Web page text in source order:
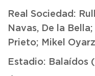
Real Sociedad:
Navas, De la
Prieto; Mikel
Estadio: Balaídos